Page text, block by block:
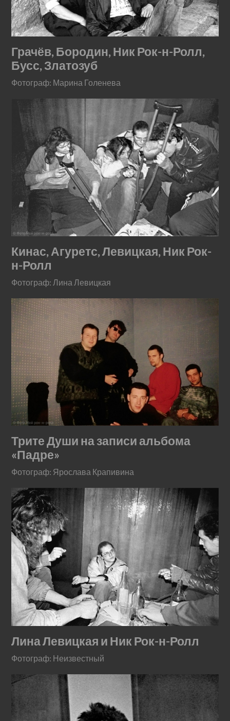
Грачёв, Бородин, Ник Рок-н-Ролл,
Бусс, Златозуб
Фотограф: Марина Голенева
Кинас, Агуретс, Левицкая, Ник Рок-
н-Ролл
Фотограф: Лина Левицкая
Трите Души на записи альбома
«Падре»
Фотограф: Ярослава Крапивина
Лина Левицкая и Ник Рок-н-Ролл
Фотограф: Неизвестный